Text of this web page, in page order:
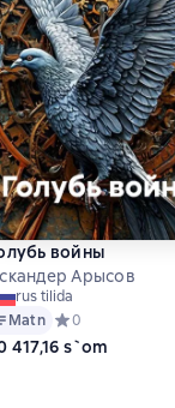
войны
Арысов
rus tilida
Matn Средний
0
417,16 s`om